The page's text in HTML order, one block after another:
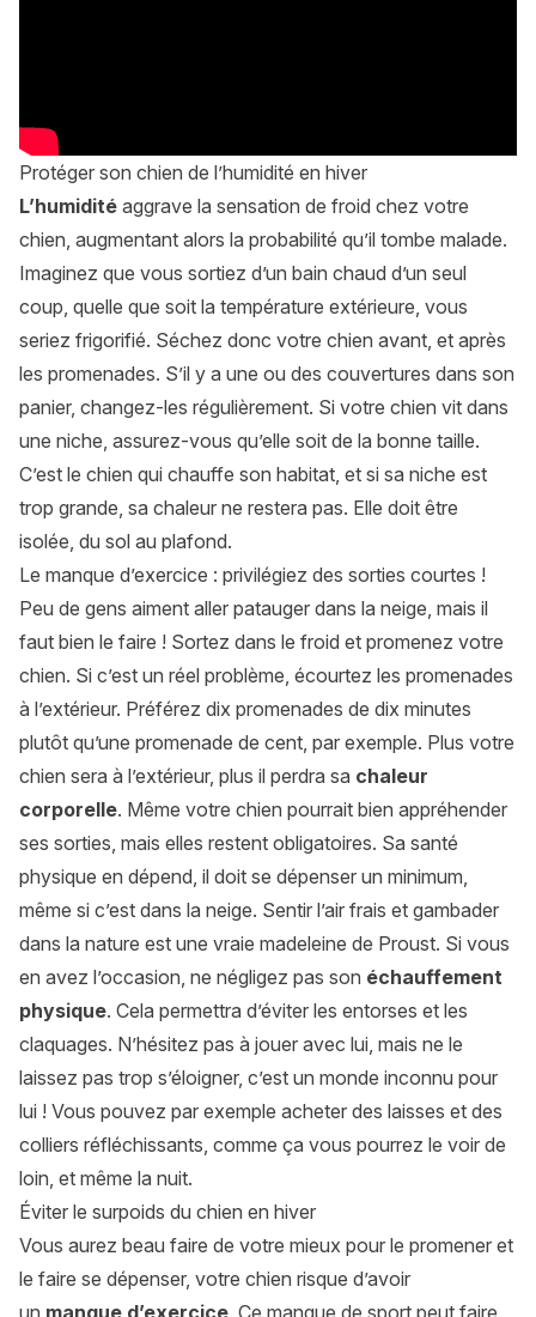
Protéger son chien de l’humidité en hiver
L’humidité aggrave la sensation de froid chez votre
chien, augmentant alors la probabilité qu’il tombe malade.
Imaginez que vous sortiez d’un bain chaud d’un seul
coup, quelle que soit la température extérieure, vous
seriez frigorifié. Séchez donc votre chien avant, et après
les promenades. S’il y a une ou des couvertures dans son
panier, changez-les régulièrement. Si votre chien vit dans
une niche, assurez-vous qu’elle soit de la bonne taille.
C’est le chien qui chauffe son habitat, et si sa niche est
trop grande, sa chaleur ne restera pas. Elle doit être
isolée, du sol au plafond.
Le manque d’exercice : privilégiez des sorties courtes !
Peu de gens aiment aller patauger dans la neige, mais il
faut bien le faire ! Sortez dans le froid et promenez votre
chien. Si c’est un réel problème, écourtez les promenades
à l’extérieur. Préférez dix promenades de dix minutes
plutôt qu’une promenade de cent, par exemple. Plus votre
chien sera à l’extérieur, plus il perdra sa chaleur
corporelle. Même votre chien pourrait bien appréhender
ses sorties, mais elles restent obligatoires. Sa santé
physique en dépend, il doit se dépenser un minimum,
même si c’est dans la neige. Sentir l’air frais et gambader
dans la nature est une vraie madeleine de Proust. Si vous
en avez l’occasion, ne négligez pas son échauffement
physique. Cela permettra d’éviter les entorses et les
claquages. N’hésitez pas à jouer avec lui, mais ne le
laissez pas trop s’éloigner, c’est un monde inconnu pour
lui ! Vous pouvez par exemple acheter des laisses et des
colliers réfléchissants, comme ça vous pourrez le voir de
loin, et même la nuit.
Éviter le surpoids du chien en hiver
Vous aurez beau faire de votre mieux pour le promener et
le faire se dépenser, votre chien risque d’avoir
un manque d’exercice. Ce manque de sport peut faire